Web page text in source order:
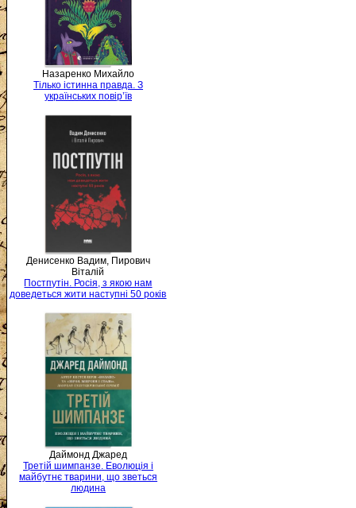
Назаренко Михайло
Тілько істинна правда. З
українських повір’їв
Денисенко Вадим, Пирович
Віталій
Постпутін. Росія, з якою нам
доведеться жити наступні 50 років
Даймонд Джаред
Третій шимпанзе. Еволюція і
майбутнє тварини, що зветься
людина